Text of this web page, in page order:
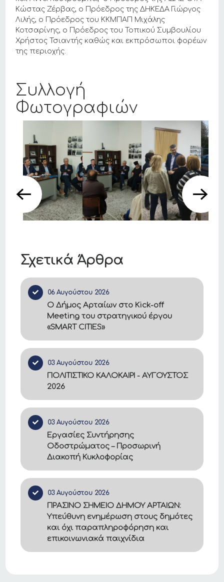
Σχετικά Άρθρα
06 Αυγούστου 2026
Ο Δήμος Αρταίων στο Kick-off
Meeting του στρατηγικού έργου
«SMART CITIES»
03 Αυγούστου 2026
ΠΟΛΙΤΙΣΤΙΚΟ ΚΑΛΟΚΑΙΡΙ - ΑΥΓΟΥΣΤΟΣ
2026
03 Αυγούστου 2026
Εργασίες Συντήρησης
Οδοστρώματος – Προσωρινή
Διακοπή Κυκλοφορίας
03 Αυγούστου 2026
ΠΡΑΣΙΝΟ ΣΗΜΕΙΟ ΔΗΜΟΥ ΑΡΤΑΙΩΝ:
Υπεύθυνη ενημέρωση στους δημότες
και όχι παραπληροφόρηση και
επικοινωνιακά παιχνίδια
Κώστας Ζέρβας, ο Πρόεδρος της ΔΗΚΕΔΑ Γιώργος
Λιλής, ο Πρόεδρος του ΚΚΜΠΑΠ Μιχάλης
Κοτσαρίνης, ο Πρόεδρος του Τοπικού Συμβουλίου
Χρήστος Τσιαντής καθώς και εκπρόσωποι φορέων
της περιοχής.
Συλλογή
Φωτογραφιών